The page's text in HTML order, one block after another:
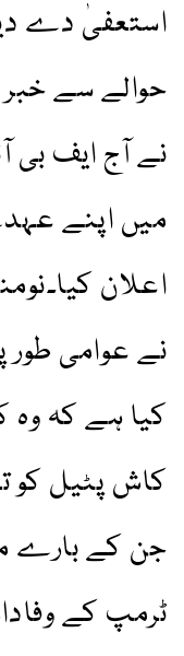
استعفیٰ دے
حوالے سے
نے آج ایف بی
میں اپنے
اعلان
نے عوامی طور
کیا ہے کہ
کاش پٹیل کو
جن کے بارے
ٹرمپ کے